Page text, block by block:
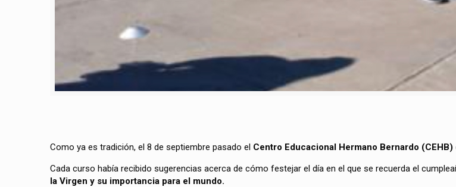
Como ya es tradición, el 8 de septiembre pasado el Centro Educacional Hermano Bernardo
Cada curso había recibido sugerencias acerca de cómo festejar el día en el que se recuerda el
la Virgen y su importancia para el mundo.